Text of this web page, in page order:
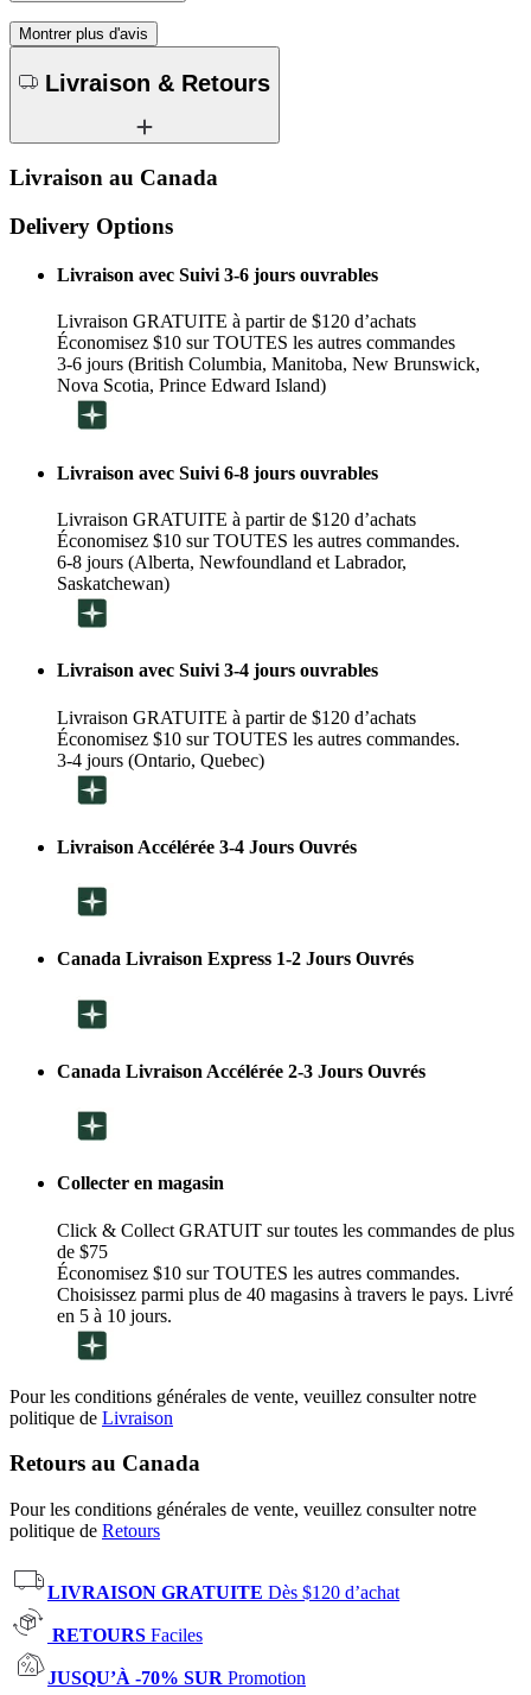
Montrer plus d'avis
Livraison & Retours
Livraison au Canada
Delivery Options
Livraison avec Suivi 3-6 jours ouvrables
Livraison GRATUITE à partir de $120 d’achats
Économisez $10 sur TOUTES les autres commandes
3-6 jours (British Columbia, Manitoba, New Brunswick,
Nova Scotia, Prince Edward Island)
Livraison avec Suivi 6-8 jours ouvrables
Livraison GRATUITE à partir de $120 d’achats
Économisez $10 sur TOUTES les autres commandes.
6-8 jours (Alberta, Newfoundland et Labrador,
Saskatchewan)
Livraison avec Suivi 3-4 jours ouvrables
Livraison GRATUITE à partir de $120 d’achats
Économisez $10 sur TOUTES les autres commandes.
3-4 jours (Ontario, Quebec)
Livraison Accélérée 3-4 Jours Ouvrés
Canada Livraison Express 1-2 Jours Ouvrés
Canada Livraison Accélérée 2-3 Jours Ouvrés
Collecter en magasin
Click & Collect GRATUIT sur toutes les commandes de plus
de $75
Économisez $10 sur TOUTES les autres commandes.
Choisissez parmi plus de 40 magasins à travers le pays. Livré
en 5 à 10 jours.
Pour les conditions générales de vente, veuillez consulter notre
politique de Livraison
Retours au Canada
Pour les conditions générales de vente, veuillez consulter notre
politique de Retours
LIVRAISON GRATUITE Dès $120 d’achat
RETOURS Faciles
JUSQU’À -70% SUR Promotion